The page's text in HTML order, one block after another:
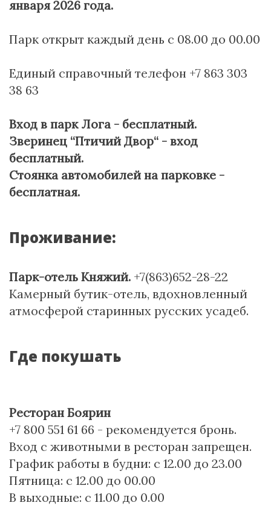
января 2026 года.
Парк открыт каждый день с 08.00 до 00.00
Единый справочный телефон +7 863 303
38 63
Вход в парк Лога - бесплатный.
Зверинец “Птичий Двор“ - вход
бесплатный.
Стоянка автомобилей на парковке -
бесплатная.
Проживание:
Парк-отель Княжий. +7(863)652-28-22
Камерный бутик-отель, вдохновленный
атмосферой старинных русских усадеб.
Где покушать
Ресторан Боярин
+7 800 551 61 66 - рекомендуется бронь.
Вход с животными в ресторан запрещен.
График работы в будни: с 12.00 до 23.00
Пятница: с 12.00 до 00.00
В выходные: с 11.00 до 0.00